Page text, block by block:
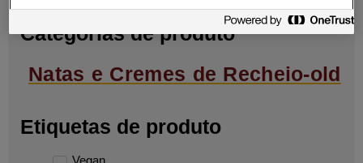
Categorias de produto
Natas e Cremes de Recheio-old
Etiquetas de produto